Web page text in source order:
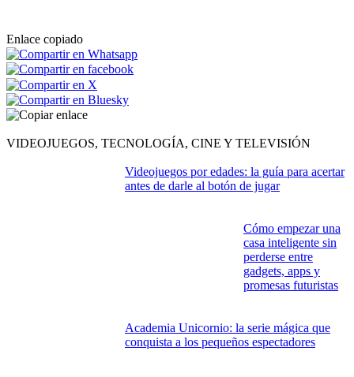
Enlace copiado
VIDEOJUEGOS, TECNOLOGÍA, CINE Y TELEVISIÓN
Videojuegos por edades: la guía para acertar
antes de darle al botón de jugar
Cómo empezar una
casa inteligente sin
perderse entre
gadgets, apps y
promesas futuristas
Academia Unicornio: la serie mágica que
conquista a los pequeños espectadores